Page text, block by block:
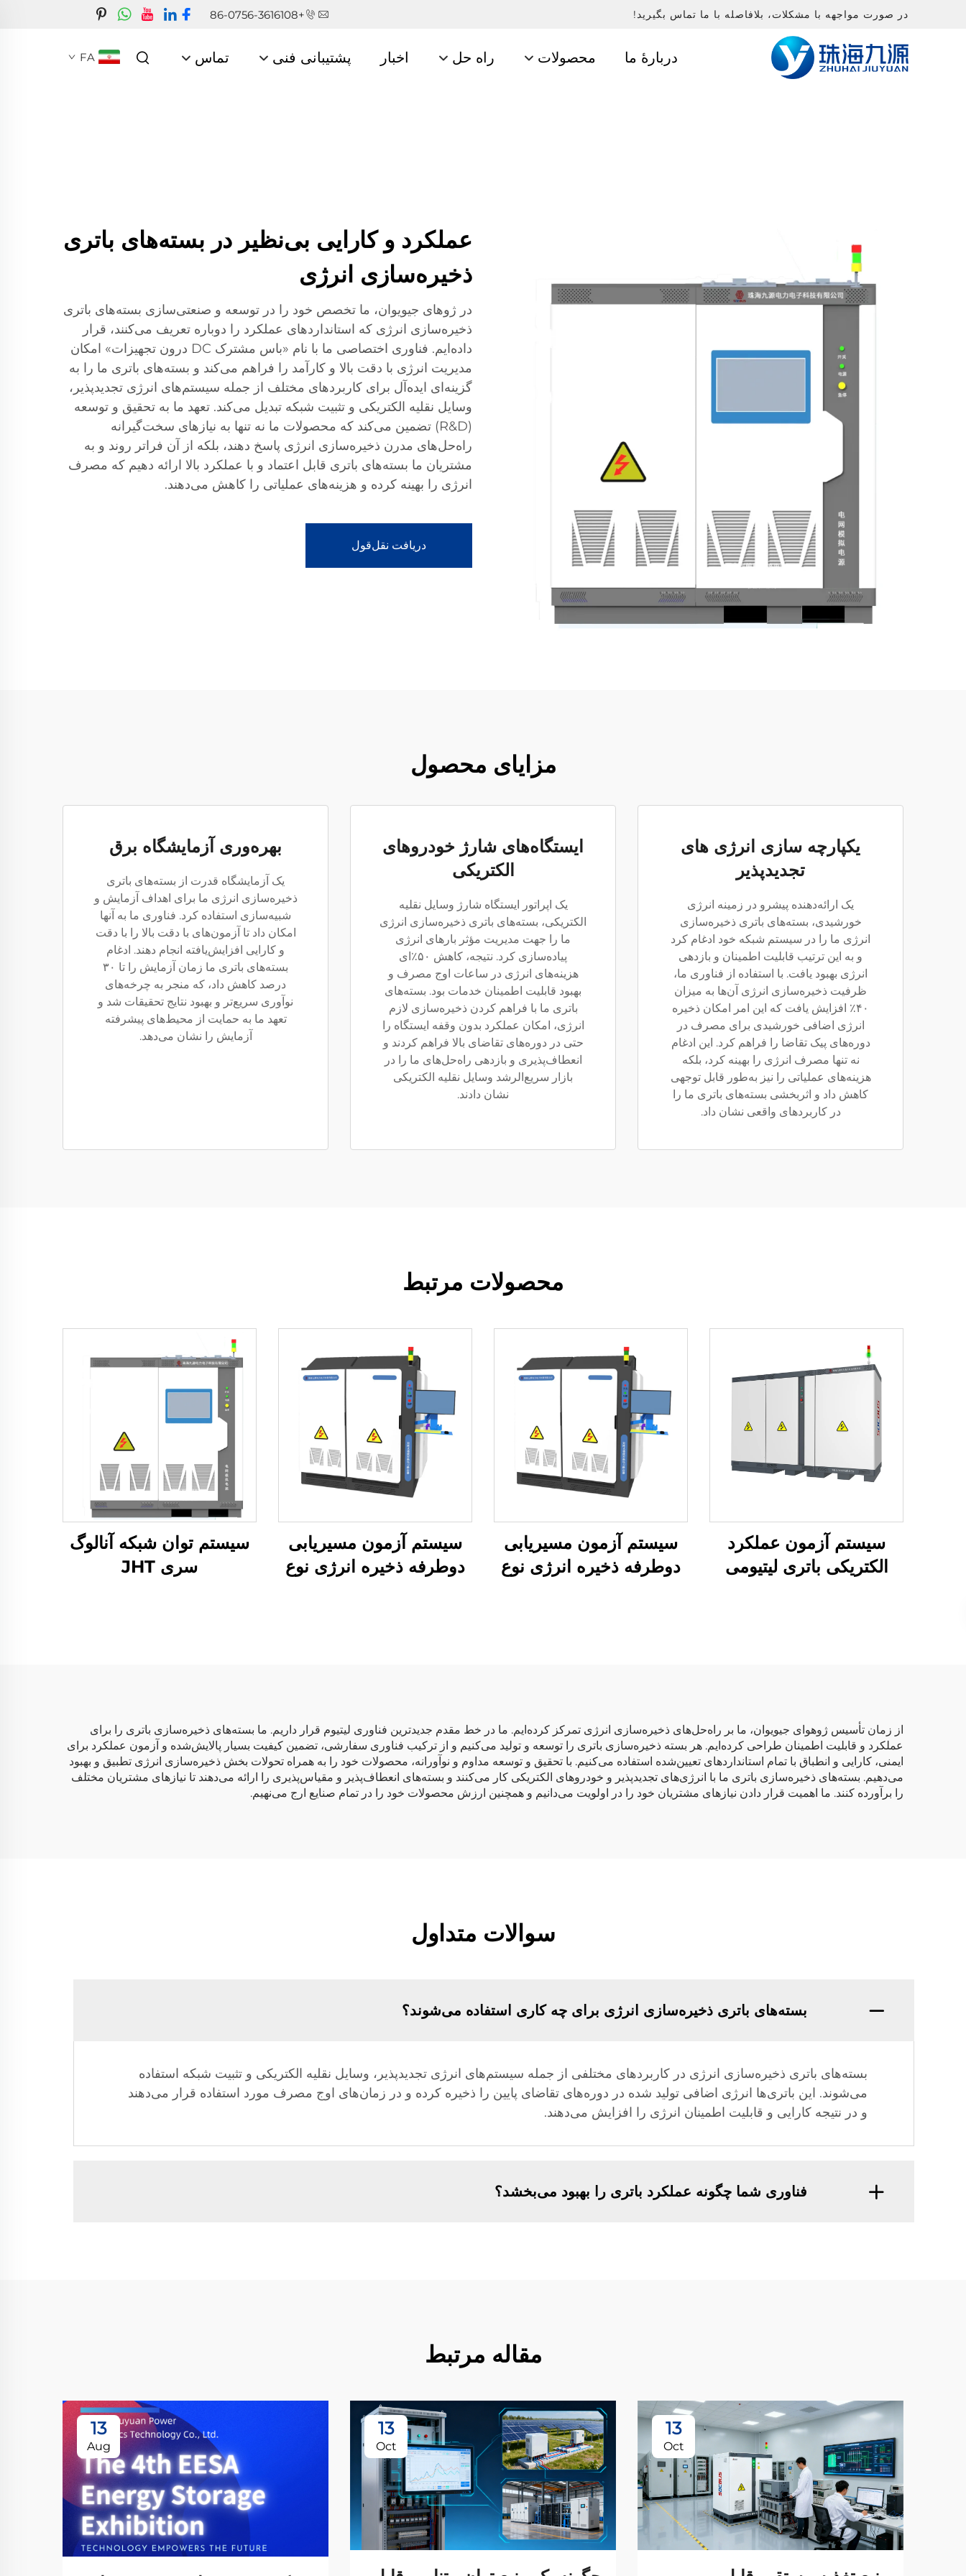
در صورت مواجهه با مشکلات، بلافاصله با ما تماس بگیرید! +86-0756-3616108
دربارهٔ ما محصولات راه حل اخبار پشتیبانی فنی تماس FA
عملکرد و کارایی بی‌نظیر در بسته‌های باتری
ذخیره‌سازی انرژی
در ژوهای جیویوان، ما تخصص خود را در توسعه و صنعتی‌سازی بسته‌های باتری
ذخیره‌سازی انرژی که استانداردهای عملکرد را دوباره تعریف می‌کنند، قرار
داده‌ایم. فناوری اختصاصی ما با نام «باس مشترک DC درون تجهیزات» امکان
مدیریت انرژی با دقت بالا و کارآمد را فراهم می‌کند و بسته‌های باتری ما را به
گزینه‌ای ایده‌آل برای کاربردهای مختلف از جمله سیستم‌های انرژی تجدیدپذیر،
وسایل نقلیه الکتریکی و تثبیت شبکه تبدیل می‌کند. تعهد ما به تحقیق و توسعه
(R&D) تضمین می‌کند که محصولات ما نه تنها به نیازهای سخت‌گیرانه
راه‌حل‌های مدرن ذخیره‌سازی انرژی پاسخ دهند، بلکه از آن فراتر روند و به
مشتریان ما بسته‌های باتری قابل اعتماد و با عملکرد بالا ارائه دهیم که مصرف
انرژی را بهینه کرده و هزینه‌های عملیاتی را کاهش می‌دهند.
دریافت نقل‌قول
مزایای محصول
یکپارچه سازی انرژی های
تجدیدپذیر
یک ارائه‌دهنده پیشرو در زمینه انرژی
خورشیدی، بسته‌های باتری ذخیره‌سازی
انرژی ما را در سیستم شبکه خود ادغام کرد
و به این ترتیب قابلیت اطمینان و بازدهی
انرژی بهبود یافت. با استفاده از فناوری ما،
ظرفیت ذخیره‌سازی انرژی آن‌ها به میزان
۴۰٪ افزایش یافت که این امر امکان ذخیره
انرژی اضافی خورشیدی برای مصرف در
دوره‌های پیک تقاضا را فراهم کرد. این ادغام
نه تنها مصرف انرژی را بهینه کرد، بلکه
هزینه‌های عملیاتی را نیز به‌طور قابل توجهی
کاهش داد و اثربخشی بسته‌های باتری ما را
در کاربردهای واقعی نشان داد.
ایستگاه‌های شارژ خودروهای
الکتریکی
یک اپراتور ایستگاه شارژ وسایل نقلیه
الکتریکی، بسته‌های باتری ذخیره‌سازی انرژی
ما را جهت مدیریت مؤثر بارهای انرژی
پیاده‌سازی کرد. نتیجه، کاهش ۵۰٪‌ای
هزینه‌های انرژی در ساعات اوج مصرف و
بهبود قابلیت اطمینان خدمات بود. بسته‌های
باتری ما با فراهم کردن ذخیره‌سازی لازم
انرژی، امکان عملکرد بدون وقفه ایستگاه را
حتی در دوره‌های تقاضای بالا فراهم کردند و
انعطاف‌پذیری و بازدهی راه‌حل‌های ما را در
بازار سریع‌الرشد وسایل نقلیه الکتریکی
نشان دادند.
بهره‌وری آزمایشگاه برق
یک آزمایشگاه قدرت از بسته‌های باتری
ذخیره‌سازی انرژی ما برای اهداف آزمایش و
شبیه‌سازی استفاده کرد. فناوری ما به آنها
امکان داد تا آزمون‌های با دقت بالا را با دقت
و کارایی افزایش‌یافته انجام دهند. ادغام
بسته‌های باتری ما زمان آزمایش را تا ۳۰
درصد کاهش داد، که منجر به چرخه‌های
نوآوری سریع‌تر و بهبود نتایج تحقیقات شد و
تعهد ما به حمایت از محیط‌های پیشرفته
آزمایش را نشان می‌دهد.
محصولات مرتبط
سیستم آزمون عملکرد
الکتریکی باتری لیتیومی
سیستم آزمون مسیریابی
دوطرفه ذخیره انرژی نوع
سیستم آزمون مسیریابی
دوطرفه ذخیره انرژی نوع
سیستم توان شبکه آنالوگ
سری JHT
از زمان تأسیس ژوهوای جیویوان، ما بر راه‌حل‌های ذخیره‌سازی انرژی تمرکز کرده‌ایم. ما در خط مقدم جدیدترین فناوری لیتیوم قرار داریم. ما بسته‌های ذخیره‌سازی باتری را برای
عملکرد و قابلیت اطمینان طراحی کرده‌ایم. هر بسته ذخیره‌سازی باتری را توسعه و تولید می‌کنیم و از ترکیب فناوری سفارشی، تضمین کیفیت بسیار پالایش‌شده و آزمون عملکرد برای
ایمنی، کارایی و انطباق با تمام استانداردهای تعیین‌شده استفاده می‌کنیم. با تحقیق و توسعه مداوم و نوآورانه، محصولات خود را به همراه تحولات بخش ذخیره‌سازی انرژی تطبیق و بهبود
می‌دهیم. بسته‌های ذخیره‌سازی باتری ما با انرژی‌های تجدیدپذیر و خودروهای الکتریکی کار می‌کنند و بسته‌های انعطاف‌پذیر و مقیاس‌پذیری را ارائه می‌دهند تا نیازهای مشتریان مختلف
را برآورده کنند. ما اهمیت قرار دادن نیازهای مشتریان خود را در اولویت می‌دانیم و همچنین ارزش محصولات خود را در تمام صنایع ارج می‌نهیم.
سوالات متداول
بسته‌های باتری ذخیره‌سازی انرژی برای چه کاری استفاده می‌شوند؟
بسته‌های باتری ذخیره‌سازی انرژی در کاربردهای مختلفی از جمله سیستم‌های انرژی تجدیدپذیر، وسایل نقلیه الکتریکی و تثبیت شبکه استفاده
می‌شوند. این باتری‌ها انرژی اضافی تولید شده در دوره‌های تقاضای پایین را ذخیره کرده و در زمان‌های اوج مصرف مورد استفاده قرار می‌دهند
و در نتیجه کارایی و قابلیت اطمینان انرژی را افزایش می‌دهند.
فناوری شما چگونه عملکرد باتری را بهبود می‌بخشد؟
مقاله مرتبط
13
Oct
13
Oct
13
Aug